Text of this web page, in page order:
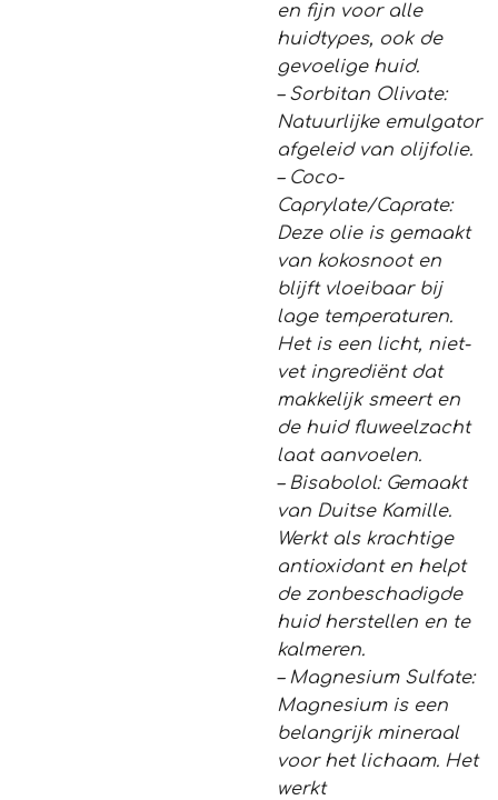
en fijn voor alle
huidtypes, ook de
gevoelige huid.
– Sorbitan Olivate:
Natuurlijke emulgator
afgeleid van olijfolie.
– Coco-
Caprylate/Caprate:
Deze olie is gemaakt
van kokosnoot en
blijft vloeibaar bij
lage temperaturen.
Het is een licht, niet-
vet ingrediënt dat
makkelijk smeert en
de huid fluweelzacht
laat aanvoelen.
– Bisabolol: Gemaakt
van Duitse Kamille.
Werkt als krachtige
antioxidant en helpt
de zonbeschadigde
huid herstellen en te
kalmeren.
– Magnesium Sulfate:
Magnesium is een
belangrijk mineraal
voor het lichaam. Het
werkt